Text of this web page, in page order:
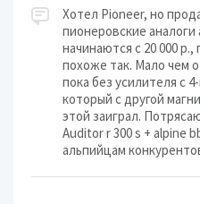
Хотел Pioneer, но
пионеровские аналоги
начинаются с 20 000
похоже так. Мало чем
пока без усилителя с
который с другой
этой заиграл.
Auditor r 300 s + alpine
альпийцам